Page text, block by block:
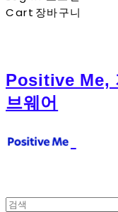
Cart 장바구니
Positive Me,
브웨어